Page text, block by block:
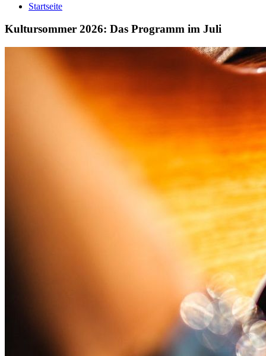
Startseite
Kultursommer 2026: Das Programm im Juli